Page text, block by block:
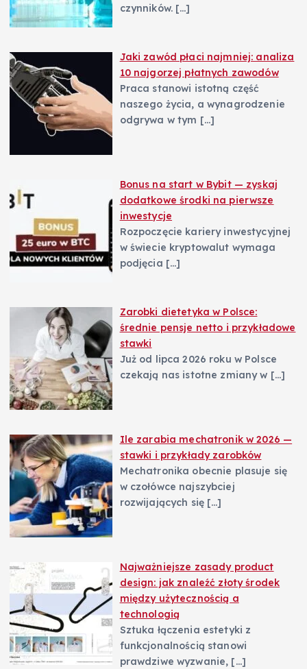
czynników. […]
Jaki zawód płaci najmniej: analiza
10 najgorzej płatnych zawodów
Praca stanowi istotną część
naszego życia, a wynagrodzenie
odgrywa w tym […]
Bonus na start w Bybit — zyskaj
dodatkowe środki na pierwsze
inwestycje
Rozpoczęcie kariery inwestycyjnej
w świecie kryptowalut wymaga
podjęcia […]
Zarobki dietetyka w Polsce:
średnie pensje netto i przykładowe
stawki
Już od lipca 2026 roku w Polsce
czekają nas istotne zmiany w […]
Ile zarabia mechatronik w 2026 —
stawki i przykłady zarobków
Mechatronika obecnie plasuje się
w czołówce najszybciej
rozwijających się […]
Najważniejsze zasady product
design: jak znaleźć złoty środek
między użytecznością a
technologią
Sztuka łączenia estetyki z
funkcjonalnością stanowi
prawdziwe wyzwanie, […]